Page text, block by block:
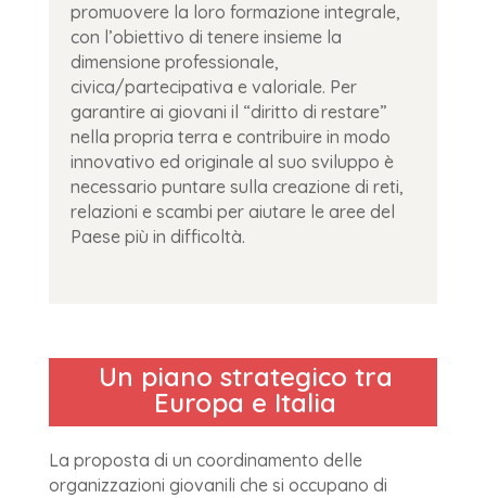
promuovere la loro formazione integrale,
con l’obiettivo di tenere insieme la
dimensione professionale,
civica/partecipativa e valoriale. Per
garantire ai giovani il “diritto di restare”
nella propria terra e contribuire in modo
innovativo ed originale al suo sviluppo è
necessario puntare sulla creazione di reti,
relazioni e scambi per aiutare le aree del
Paese più in difficoltà.
Un piano strategico tra
Europa e Italia
La proposta di un coordinamento delle
organizzazioni giovanili che si occupano di